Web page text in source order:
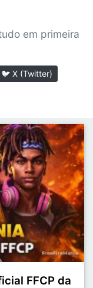
em primeira
🐦 X (Twitter)
FFCP da